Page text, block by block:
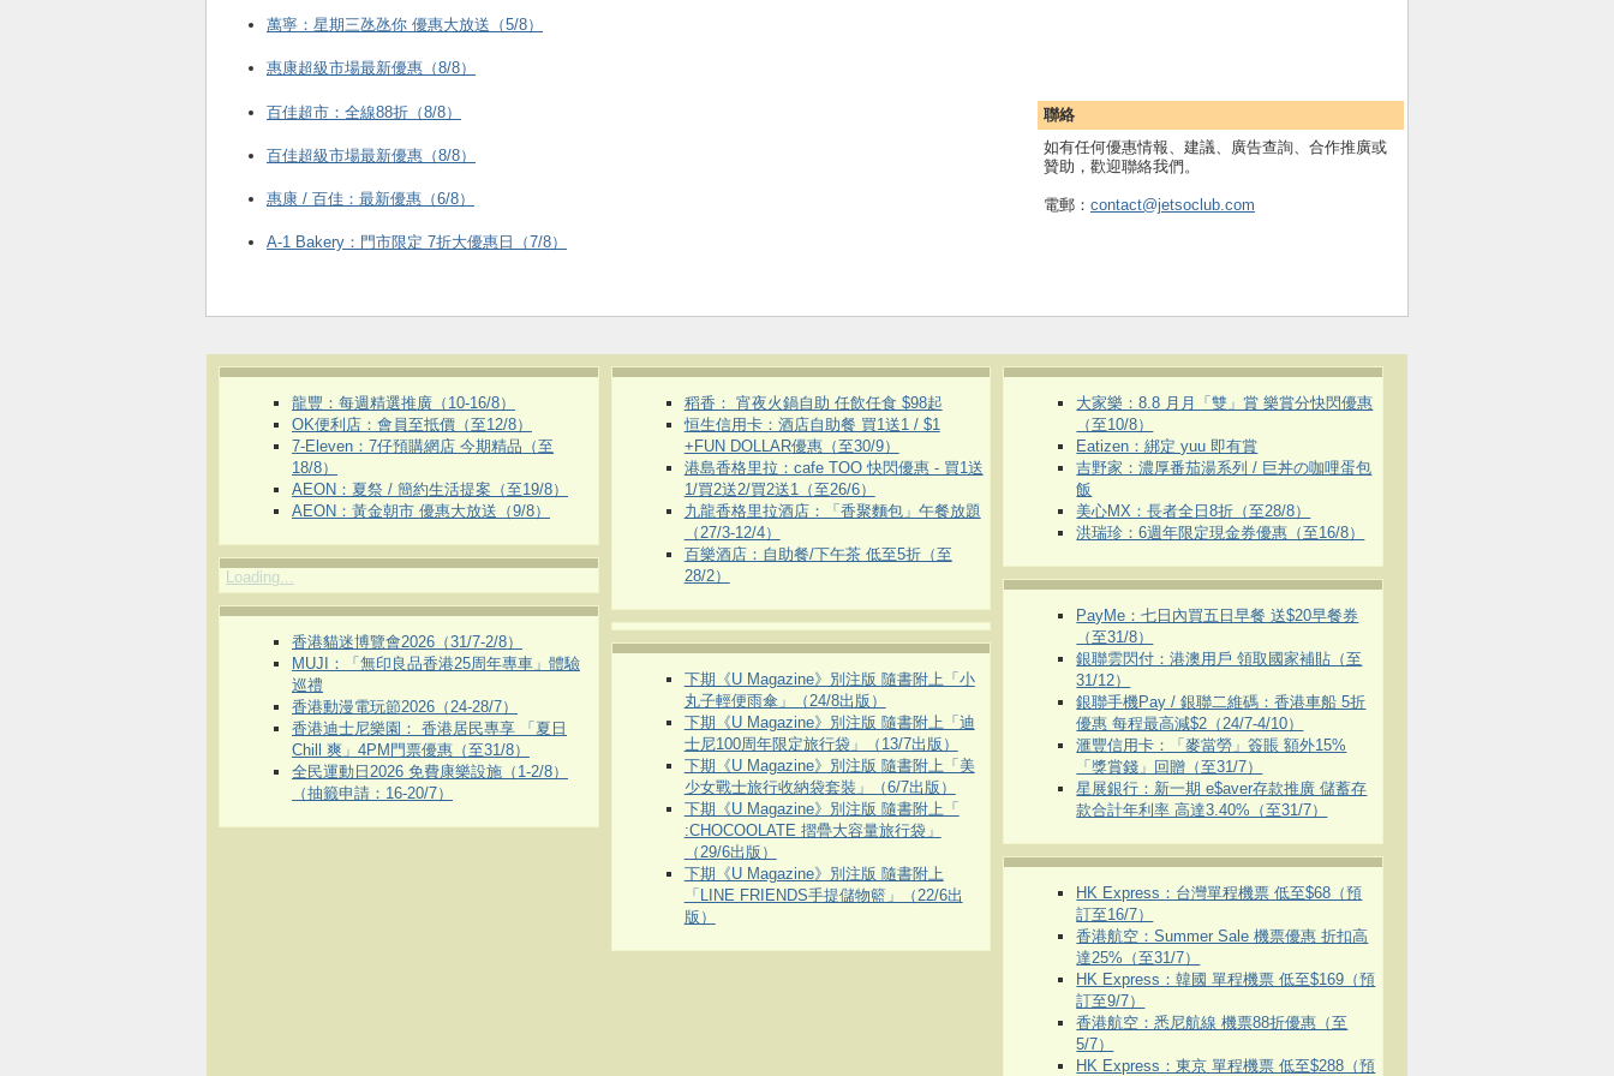
聯絡
如有任何優惠情報、建議、廣告查詢、合作推廣或
贊助，歡迎聯絡我們。
電郵： contact@jetsoclub.com
萬寧：星期三氹氹你 優惠大放送（5/8）
惠康超級市場最新優惠（8/8）
百佳超市：全線88折（8/8）
百佳超級市場最新優惠（8/8）
惠康 / 百佳：最新優惠（6/8）
A-1 Bakery：門市限定 7折大優惠日（7/8）
龍豐：每週精選推廣（10-16/8）
OK便利店：會員至抵價（至12/8）
7-Eleven：7仔預購網店 今期精品（至
18/8）
AEON：夏祭 / 簡約生活提案（至19/8）
AEON：黃金朝市 優惠大放送（9/8）
Loading...
香港貓迷博覽會2026（31/7-2/8）
MUJI：「無印良品香港25周年專車」體驗
巡禮
香港動漫電玩節2026（24-28/7）
香港迪士尼樂園： 香港居民專享 「夏日
Chill 爽」4PM門票優惠（至31/8）
全民運動日2026 免費康樂設施（1-2/8）
（抽籤申請：16-20/7）
稻香： 宵夜火鍋自助 任飲任食 $98起
恒生信用卡：酒店自助餐 買1送1 / $1
+FUN DOLLAR優惠（至30/9）
港島香格里拉：cafe TOO 快閃優惠 - 買1送
1/買2送2/買2送1（至26/6）
九龍香格里拉酒店：「香聚麵包」午餐放題
（27/3-12/4）
百樂酒店：自助餐/下午茶 低至5折（至
28/2）
下期《U Magazine》別注版 隨書附上「小
丸子輕便雨傘」（24/8出版）
下期《U Magazine》別注版 隨書附上「迪
士尼100周年限定旅行袋」（13/7出版）
下期《U Magazine》別注版 隨書附上「美
少女戰士旅行收納袋套裝」（6/7出版）
下期《U Magazine》別注版 隨書附上「
:CHOCOOLATE 摺疊大容量旅行袋」
（29/6出版）
下期《U Magazine》別注版 隨書附上
「LINE FRIENDS手提儲物籃」（22/6出
版）
大家樂：8.8 月月「雙」賞 樂賞分快閃優惠
（至10/8）
Eatizen：綁定 yuu 即有賞
吉野家：濃厚番茄湯系列 / 巨丼の咖哩蛋包
飯
美心MX：長者全日8折（至28/8）
洪瑞珍：6週年限定現金券優惠（至16/8）
PayMe：七日內買五日早餐 送$20早餐券
（至31/8）
銀聯雲閃付：港澳用戶 領取國家補貼（至
31/12）
銀聯手機Pay / 銀聯二維碼：香港車船 5折
優惠 每程最高減$2（24/7-4/10）
滙豐信用卡：「麥當勞」簽賬 額外15%
「獎賞錢」回贈（至31/7）
星展銀行：新一期 e$aver存款推廣 儲蓄存
款合計年利率 高達3.40%（至31/7）
HK Express：台灣單程機票 低至$68（預
訂至16/7）
香港航空：Summer Sale 機票優惠 折扣高
達25%（至31/7）
HK Express：韓國 單程機票 低至$169（預
訂至9/7）
香港航空：悉尼航線 機票88折優惠（至
5/7）
HK Express：東京 單程機票 低至$288（預